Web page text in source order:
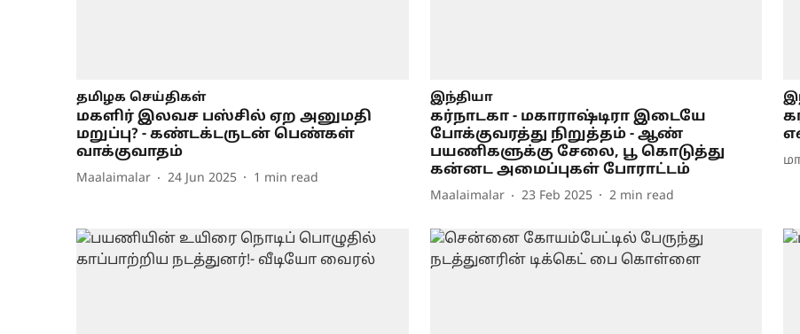
தமிழக செய்திகள்
மகளிர் இலவச பஸ்சில் ஏற அனுமதி
மறுப்பு? - கண்டக்டருடன் பெண்கள்
வாக்குவாதம்
Maalaimalar 24 Jun 2025 1 min read
இந்தியா
கர்நாடகா - மகாராஷ்டிரா இடையே
போக்குவரத்து நிறுத்தம் - ஆண்
பயணிகளுக்கு சேலை, பூ கொடுத்து
கன்னட அமைப்புகள் போராட்டம்
Maalaimalar 23 Feb 2025 2 min read